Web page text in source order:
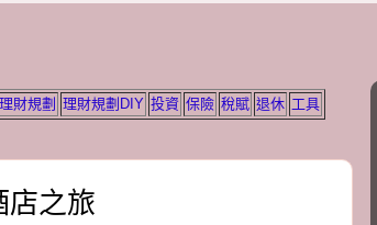
財規劃 理財規劃DIY 投資 保險 稅賦 退休 工具
店之旅